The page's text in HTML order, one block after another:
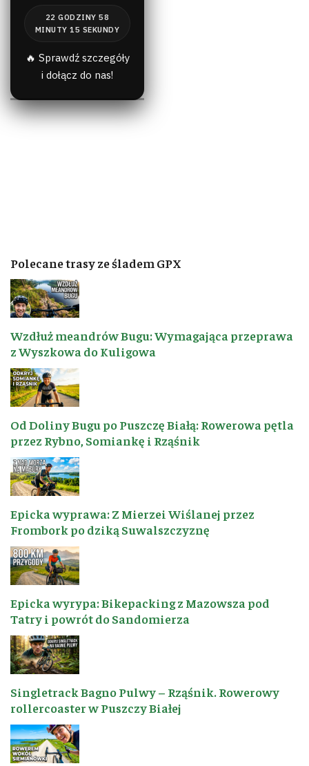
🔥 Sprawdź szczegóły
i dołącz do nas!
Polecane trasy ze śladem GPX
Wzdłuż meandrów Bugu: Wymagająca przeprawa
z Wyszkowa do Kuligowa
Od Doliny Bugu po Puszczę Białą: Rowerowa pętla
przez Rybno, Somiankę i Rząśnik
Epicka wyprawa: Z Mierzei Wiślanej przez
Frombork po dziką Suwalszczyznę
Epicka wyrypa: Bikepacking z Mazowsza pod
Tatry i powrót do Sandomierza
Singletrack Bagno Pulwy – Rząśnik. Rowerowy
rollercoaster w Puszczy Białej